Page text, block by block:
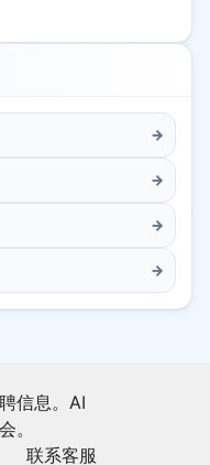
→
→
→
→
信息。AI
。
联系客服